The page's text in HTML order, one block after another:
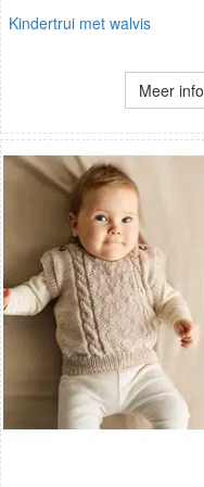
Kindertrui met walvis
Meer info